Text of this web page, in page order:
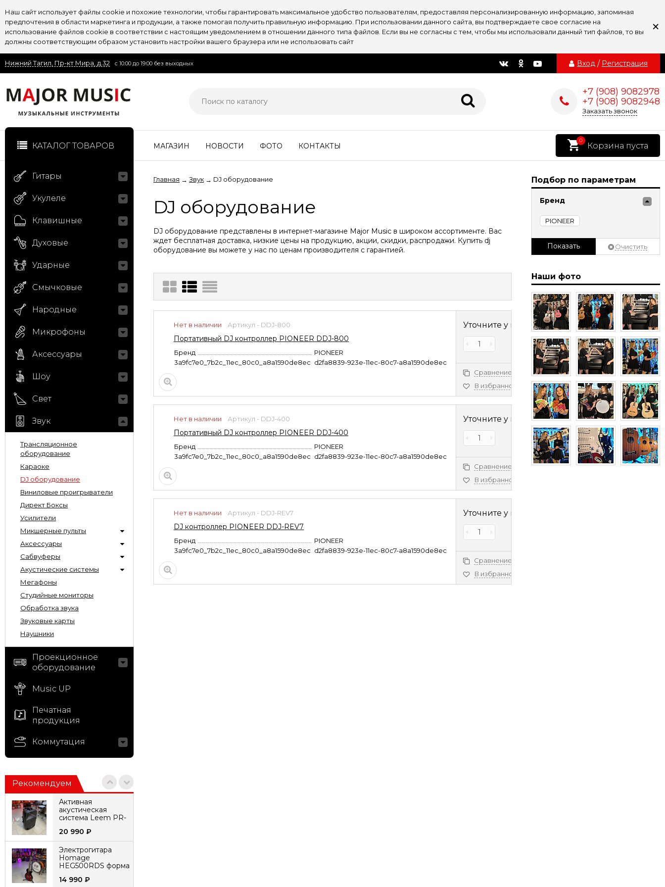
Наш сайт использует файлы cookie и похожие технологии, чтобы гарантировать максимальное удобство пользователям, предоставляя персонализированную информацию, запоминая
предпочтения в области маркетинга и продукции, а также помогая получить правильную информацию. При использовании данного сайта, вы подтверждаете свое согласие на
использование файлов cookie в соответствии с настоящим уведомлением в отношении данного типа файлов. Если вы не согласны с тем, чтобы мы использовали данный тип файлов, то вы
должны соответствующим образом установить настройки вашего браузера или не использовать сайт
×
Нижний Тагил, Пр-кт Мира, д.32 с 10:00 до 19:00 без выходных Вход / Регистрация
+7 (908) 9082978
+7 (908) 9082948
Заказать звонок
КАТАЛОГ ТОВАРОВ Корзина пуста
0
МАГАЗИН НОВОСТИ ФОТО КОНТАКТЫ
Главная → Звук → DJ оборудование
DJ оборудование
DJ оборудование представлены в интернет-магазине Major Music в широком ассортименте. Вас
ждет бесплатная доставка, низкие цены на продукцию, акции, скидки, распродажи. Купить dj
оборудование вы можете у нас по ценам производителя с гарантией.
Нет в наличии Артикул - DDJ-800
Портативный DJ контроллер PIONEER DDJ-800
Бренд
PIONEER
3a9fc7e0_7b2c_11ec_80c0_a8a1590de8ec d2fa8839-923e-11ec-80c7-a8a1590de8ec
Уточните у менеджера
Сравнение
В избранное
Нет в наличии Артикул - DDJ-400
Портативный DJ контроллер PIONEER DDJ-400
Бренд
PIONEER
3a9fc7e0_7b2c_11ec_80c0_a8a1590de8ec d2fa8839-923e-11ec-80c7-a8a1590de8ec
Уточните у менеджера
Сравнение
В избранное
Нет в наличии Артикул - DDJ-REV7
DJ контроллер PIONEER DDJ-REV7
Бренд
PIONEER
3a9fc7e0_7b2c_11ec_80c0_a8a1590de8ec d2fa8839-923e-11ec-80c7-a8a1590de8ec
Уточните у менеджера
Сравнение
В избранное
Гитары
Укулеле
Клавишные
Духовые
Ударные
Смычковые
Народные
Микрофоны
Аксессуары
Шоу
Свет
Звук
Трансляционное
оборудование
Караоке
DJ оборудование
Виниловые проигрыватели
Директ Боксы
Усилители
Микшерные пульты
Аксессуары
Сабвуферы
Акустические системы
Мегафоны
Студийные мониторы
Обработка звука
Звуковые карты
Наушники
Проекционное
оборудование
Music UP
Печатная
продукция
Коммутация
Рекомендуем
Активная
акустическая
система Leem PR-
микрофонами
аккумуляторная
20 990 ₽
Электрогитара
Homage
HEG500RDS форма
14 990 ₽
Подбор по параметрам
Бренд
PIONEER
Показать Очистить
Наши фото